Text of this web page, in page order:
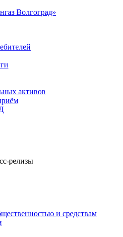
активов
релизы
и средствам